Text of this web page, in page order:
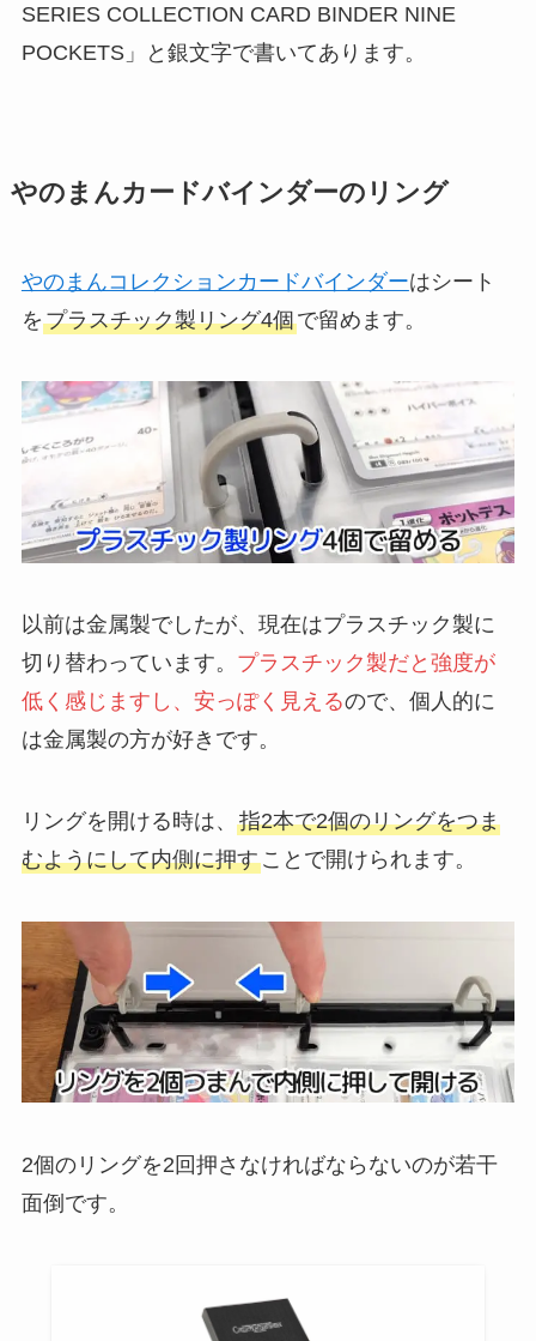
SERIES COLLECTION CARD BINDER NINE
POCKETS」と銀文字で書いてあります。
やのまんカードバインダーのリング
やのまんコレクションカードバインダーはシート
をプラスチック製リング4個で留めます。
以前は金属製でしたが、現在はプラスチック製に
切り替わっています。 プラスチック製だと強度が
低く感じますし、安っぽく見えるので、個人的に
は金属製の方が好きです。
リングを開ける時は、 指2本で2個のリングをつま
むようにして内側に押すことで開けられます。
2個のリングを2回押さなければならないのが若干
面倒です。